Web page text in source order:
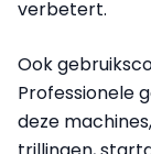
verbetert.
Ook
Professionele
deze